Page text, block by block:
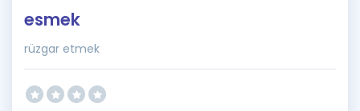
Blog
İngilizce Gramer
esmek
rüzgar etmek